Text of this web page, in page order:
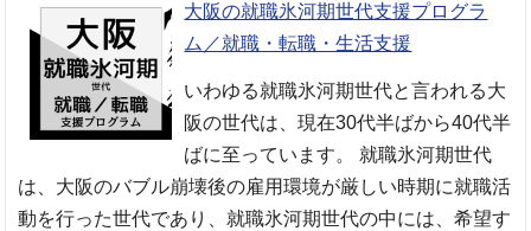
大阪の就職氷河期世代支援プログラ
ム／就職・転職・生活支援
いわゆる就職氷河期世代と言われる大
阪の世代は、現在30代半ばから40代半
ばに至っています。 就職氷河期世代
は、大阪のバブル崩壊後の雇用環境が厳しい時期に就職活
動を行った世代であり、就職氷河期世代の中には、希望す